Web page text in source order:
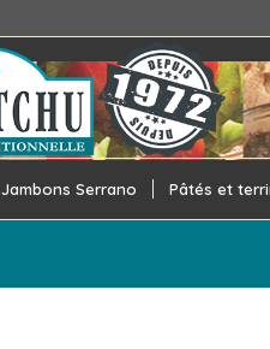
Jambons Serrano Pâtés et